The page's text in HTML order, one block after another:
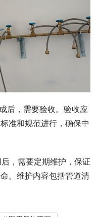
后，需要验收。验收应
准和规范进行，确保中
，需要定期维护，保证
。维护内容包括管道清